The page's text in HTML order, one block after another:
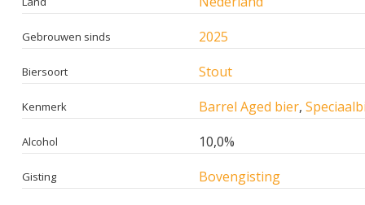
Gebrouwen sinds 2025
Biersoort Stout
Kenmerk Barrel Aged bier,
Alcohol 10,0%
Gisting Bovengisting